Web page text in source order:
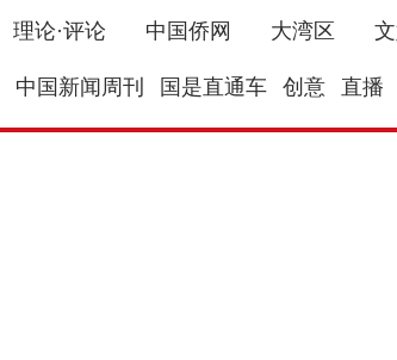
理论·评论 中国侨网 大湾区
中国新闻周刊 国是直通车 创意 直播